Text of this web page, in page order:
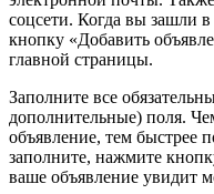
соцсети. Когда вы зашли
кнопку «Добавить
главной страницы.
Заполните все
дополнительные) поля.
объявление, тем быстрее
заполните, нажмите
ваше объявление увидит